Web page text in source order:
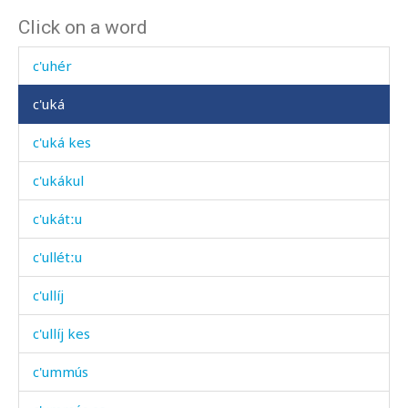
Click on a word
c'orχˤi
c'uhér
c'uká
c'uká kes
c'ukákul
c'ukátːu
c'ullétːu
c'ullíj
c'ullíj kes
c'ummús